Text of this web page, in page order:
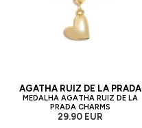
AGATHA RUIZ DE LA PRADA
MEDALHA AGATHA RUIZ DE LA
PRADA CHARMS
29.90 EUR